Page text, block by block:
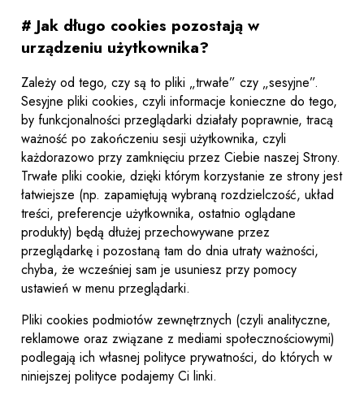
# Jak długo cookies pozostają w
urządzeniu użytkownika?
Zależy od tego, czy są to pliki „trwałe” czy „sesyjne”.
Sesyjne pliki cookies, czyli informacje konieczne do tego,
by funkcjonalności przeglądarki działały poprawnie, tracą
ważność po zakończeniu sesji użytkownika, czyli
każdorazowo przy zamknięciu przez Ciebie naszej Strony.
Trwałe pliki cookie, dzięki którym korzystanie ze strony jest
łatwiejsze (np. zapamiętują wybraną rozdzielczość, układ
treści, preferencje użytkownika, ostatnio oglądane
produkty) będą dłużej przechowywane przez
przeglądarkę i pozostaną tam do dnia utraty ważności,
chyba, że wcześniej sam je usuniesz przy pomocy
ustawień w menu przeglądarki.
Pliki cookies podmiotów zewnętrznych (czyli analityczne,
reklamowe oraz związane z mediami społecznościowymi)
podlegają ich własnej polityce prywatności, do których w
niniejszej polityce podajemy Ci linki.